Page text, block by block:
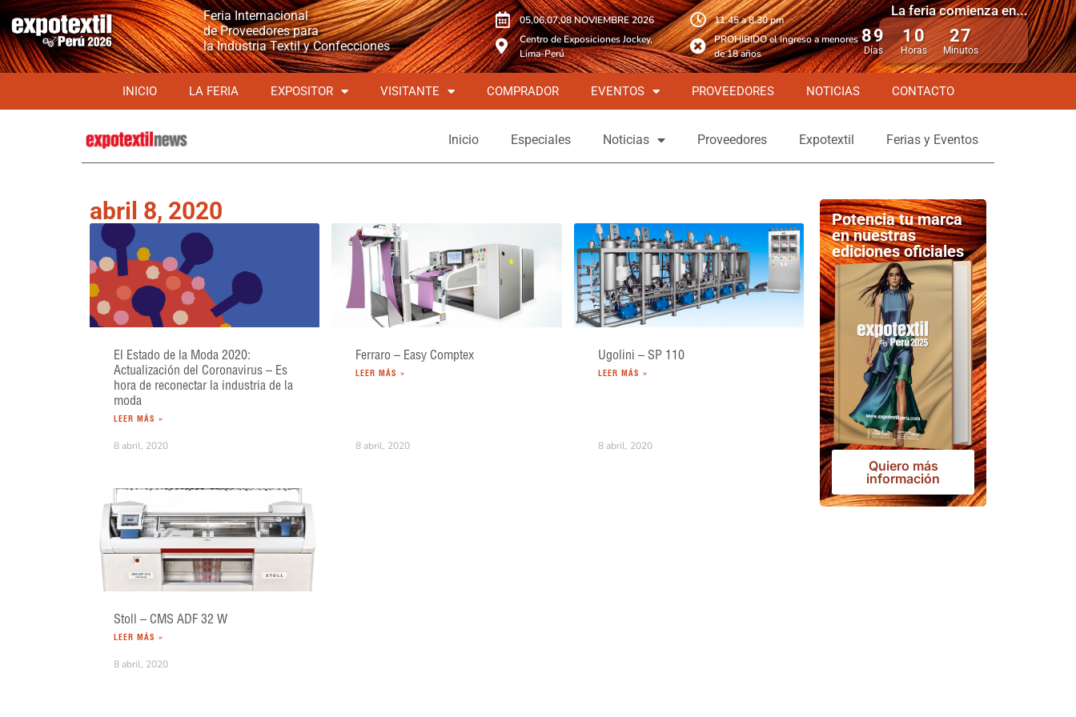
Feria Internacional
de Proveedores para
la Industria Textil y Confecciones
05,06,07,08 NOVIEMBRE 2026
Centro de Exposiciones Jockey,
Lima-Perú
11.45 a 8.30 pm
PROHIBIDO el ingreso a menores
de 18 años
La feria comienza en...
89
Días
10
Horas
27
Minutos
INICIO LA FERIA EXPOSITOR VISITANTE COMPRADOR EVENTOS PROVEEDORES NOTICIAS CONTACTO
Inicio Especiales Noticias Proveedores Expotextil Ferias y Eventos
abril 8, 2020
El Estado de la Moda 2020:
Actualización del Coronavirus – Es
hora de reconectar la industria de la
moda
LEER MÁS »
8 abril, 2020
Ferraro – Easy Comptex
LEER MÁS »
8 abril, 2020
Ugolini – SP 110
LEER MÁS »
8 abril, 2020
Stoll – CMS ADF 32 W
LEER MÁS »
8 abril, 2020
Potencia tu marca
en nuestras
ediciones oficiales
Quiero más
información